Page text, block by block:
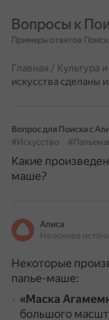
Вопросы к
Примеры ответов
Главная / Культура
искусства сделаны
Вопрос для Поиска с
#Искусство
Какие
маше?
Алиса
Некоторые
папье-маше:
«Маска
большого